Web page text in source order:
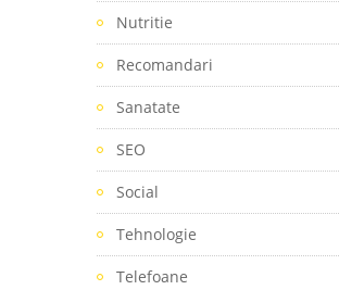
Nutritie
Recomandari
Sanatate
SEO
Social
Tehnologie
Telefoane